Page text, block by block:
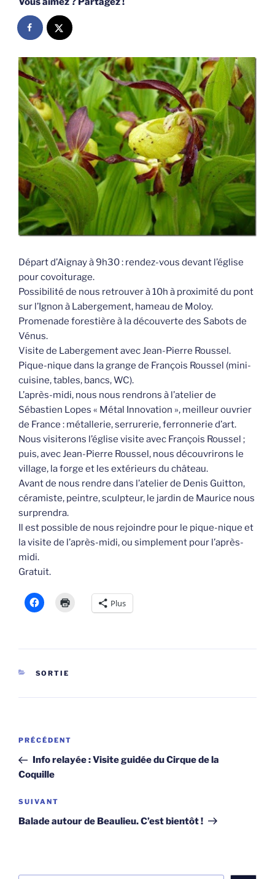
Départ d’Aignay à 9h30 : rendez-vous devant l’église
pour covoiturage.
Possibilité de nous retrouver à 10h à proximité du pont
sur l’Ignon à Labergement, hameau de Moloy.
Promenade forestière à la découverte des Sabots de
Vénus.
Visite de Labergement avec Jean-Pierre Roussel.
Pique-nique dans la grange de François Roussel (mini-
cuisine, tables, bancs, WC).
L’après-midi, nous nous rendrons à l’atelier de
Sébastien Lopes « Métal Innovation », meilleur ouvrier
de France : métallerie, serrurerie, ferronnerie d’art.
Nous visiterons l’église visite avec François Roussel ;
puis, avec Jean-Pierre Roussel, nous découvrirons le
village, la forge et les extérieurs du château.
Avant de nous rendre dans l’atelier de Denis Guitton,
céramiste, peintre, sculpteur, le jardin de Maurice nous
surprendra.
Il est possible de nous rejoindre pour le pique-nique et
la visite de l’après-midi, ou simplement pour l’après-
midi.
Gratuit.
Plus
CATÉGORIES
SORTIE
Navigation
l’article
Article
précédent
PRÉCÉDENT
Info relayée : Visite guidée du Cirque de la
Coquille
Article
suivant
SUIVANT
Balade autour de Beaulieu. C’est bientôt !